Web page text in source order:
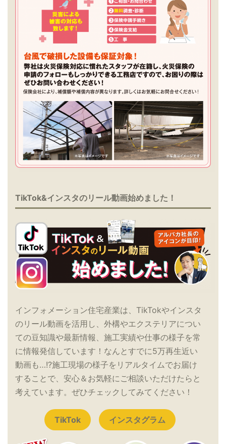
TikTok&インスタのリール動画始めました！
インフォメーション住宅産業は、TikTokやインスタ
のリール動画を活用し、外構やエクステリアについ
ての豆知識や最新情報、施工実績や仕事の様子を常
に情報発信しています！なんとすでに5万再生近い
動画も…!?施工現場の様子をリアルタイムでお届け
することで、安心＆お気軽にご相談いただけたらと
考えています。ぜひチェックしてみてください！
TikTok インスタグラム